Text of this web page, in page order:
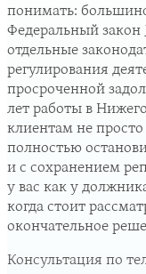
понимать:
Федеральный
отдельные
регулирования
просроченной
лет работы в
клиентам не просто
полностью
и с сохранением
у вас как у
когда стоит
окончательное
Консультация по